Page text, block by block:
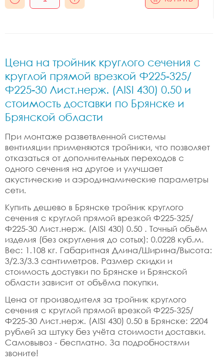
Цена на тройник круглого сечения с
круглой прямой врезкой Ф225-325/
Ф225-30 Лист.нерж. (AISI 430) 0.50 и
стоимость доставки по Брянске и
Брянской области
При монтаже разветвленной системы
вентиляции применяются тройники, что позволяет
отказаться от дополнительных переходов с
одного сечения на другое и улучшает
акустические и аэродинамические параметры
сети.
Купить дешево в Брянске тройник круглого
сечения с круглой прямой врезкой Ф225-325/
Ф225-30 Лист.нерж. (AISI 430) 0.50 . Точный объём
изделия (без округления до сотых): 0.0228 куб.м.
Вес: 1.108 кг. Габаритная Длина/Ширина/Высота:
3/2.3/3.3 сантиметров. Размер скидки и
стоимость достувки по Брянске и Брянской
области зависит от объёма покупки.
Цена от производителя за тройник круглого
сечения с круглой прямой врезкой Ф225-325/
Ф225-30 Лист.нерж. (AISI 430) 0.50 в Брянске: 2204
рублей за штуку без учёта стоимости доставки.
Самовывоз - бесплатно. За подробностями
звоните!